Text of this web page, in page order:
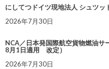
にしてつドイツ現地法人 シュツ
2026年7月30日
NCA／日本発国際航空貨物燃油
8月1日適用 改定）
2026年7月30日